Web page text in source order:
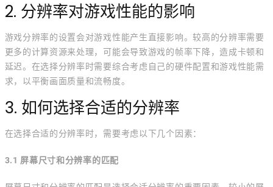
2. 分辨率对游戏性能的影响
游戏分辨率的设置会对游戏性能产生直接影响。较高的分辨率需要
更多的计算资源来处理，可能会导致游戏的帧率下降，造成卡顿和
延迟。在选择分辨率时需要综合考虑自己的硬件配置和游戏性能需
求，以平衡画面质量和流畅度。
3. 如何选择合适的分辨率
在选择合适的分辨率时，需要考虑以下几个因素：
3.1 屏幕尺寸和分辨率的匹配